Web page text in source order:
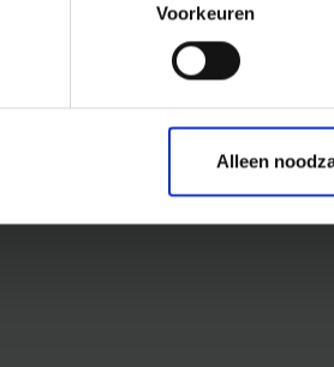
Voorkeuren
Alleen